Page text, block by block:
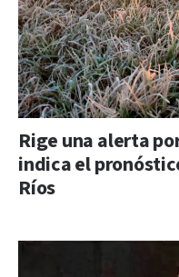
Rige una alerta
indica el
Ríos